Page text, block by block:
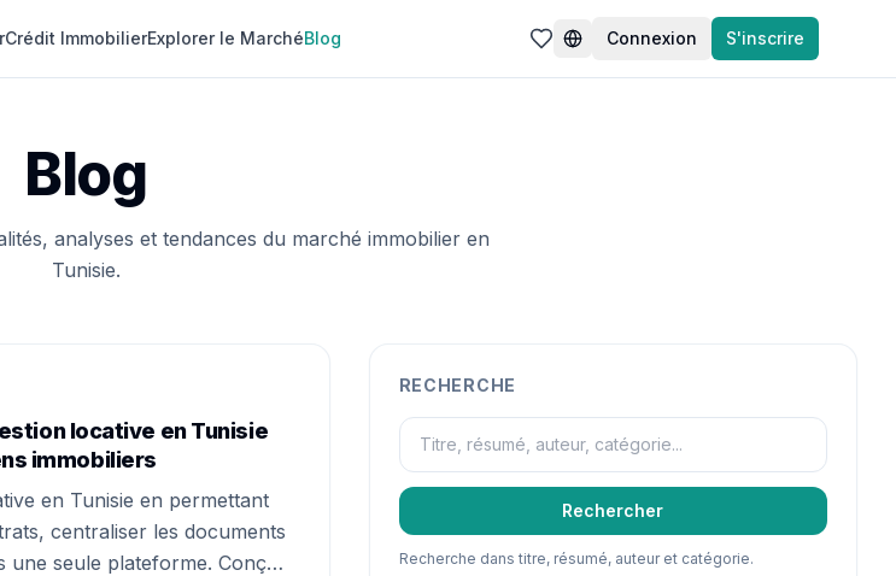
Crédit ImmobilierExplorer le MarchéBlog Changer la langue
Connexion S'inscrire
Blog
analyses et tendances du marché immobilier en
Tunisie.
locative en Tunisie
immobiliers
en Tunisie en permettant
centraliser les documents
seule plateforme. Conçue
RECHERCHE
Rechercher
Recherche dans titre, résumé, auteur et catégorie.